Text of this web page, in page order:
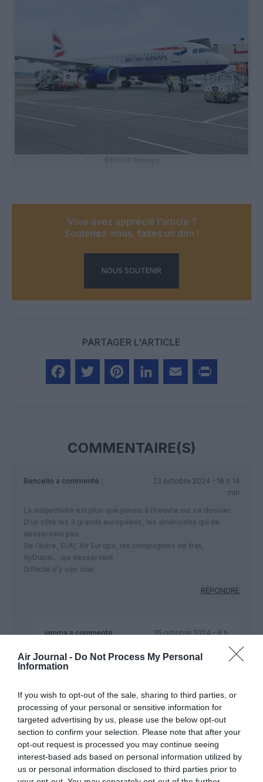
Air Journal - Do Not Process My Personal
Information
If you wish to opt-out of the sale, sharing to third parties, or
processing of your personal or sensitive information for
targeted advertising by us, please use the below opt-out
section to confirm your selection. Please note that after your
opt-out request is processed you may continue seeing
interest-based ads based on personal information utilized by
us or personal information disclosed to third parties prior to
©British Airways
Vous avez apprécié l’article ?
Soutenez-nous, faites un don !
NOUS SOUTENIR
PARTAGER L'ARTICLE
COMMENTAIRE(S)
Bencello a commenté :
23 octobre 2024 - 16 h 14
min
La subjectivité est plus que jamais à l’oeuvre sur ce dossier.
D’un côté les 3 grands européens, les américains qui ne
desservent pas.
De l’autre, El Al, Air Europa, les compagnies de fret,
flyDubai… qui desservent
Difficile d’y voir clair
RÉPONDRE
jammaa commenté :
25 octobre 2024 - 8 h
Il est encore heureux qu’El Al continue de desservir
desservent encore TLV, la plupart étant des petites
ou moyennes compagnies. C’est moitié moins
qu’avant.
RÉPONDRE